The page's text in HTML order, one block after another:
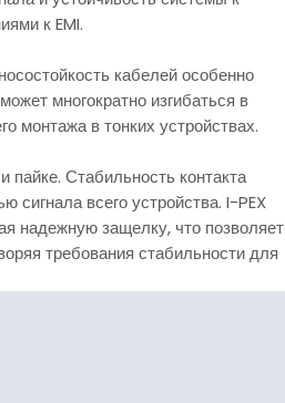
к EMI.
кабелей особенно
многократно изгибаться в
монтажа в тонких устройствах.
пайке. Стабильность контакта
сигнала всего устройства. I-PEX
надежную защелку, что позволяет
требования стабильности для